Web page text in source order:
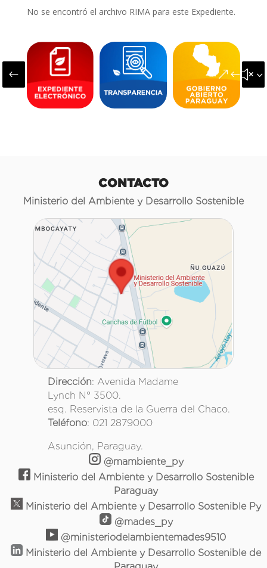
No se encontró el archivo RIMA para este Expediente.
#
CONTACTO
Ministerio del Ambiente y Desarrollo Sostenible
Dirección: Avenida Madame
Lynch N° 3500.
esq. Reservista de la Guerra del Chaco.
Teléfono: 021 2879000
Asunción, Paraguay.
@mambiente_py
Ministerio del Ambiente y Desarrollo Sostenible
Paraguay
Ministerio del Ambiente y Desarrollo Sostenible Py
@mades_py
@ministeriodelambientemades9510
Ministerio del Ambiente y Desarrollo Sostenible de